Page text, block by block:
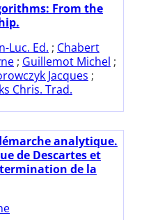
From the
Luc. Ed. ; Chabert
; Guillemot Michel ;
Jacques ;
Chris. Trad.
analytique.
de Descartes et
de la